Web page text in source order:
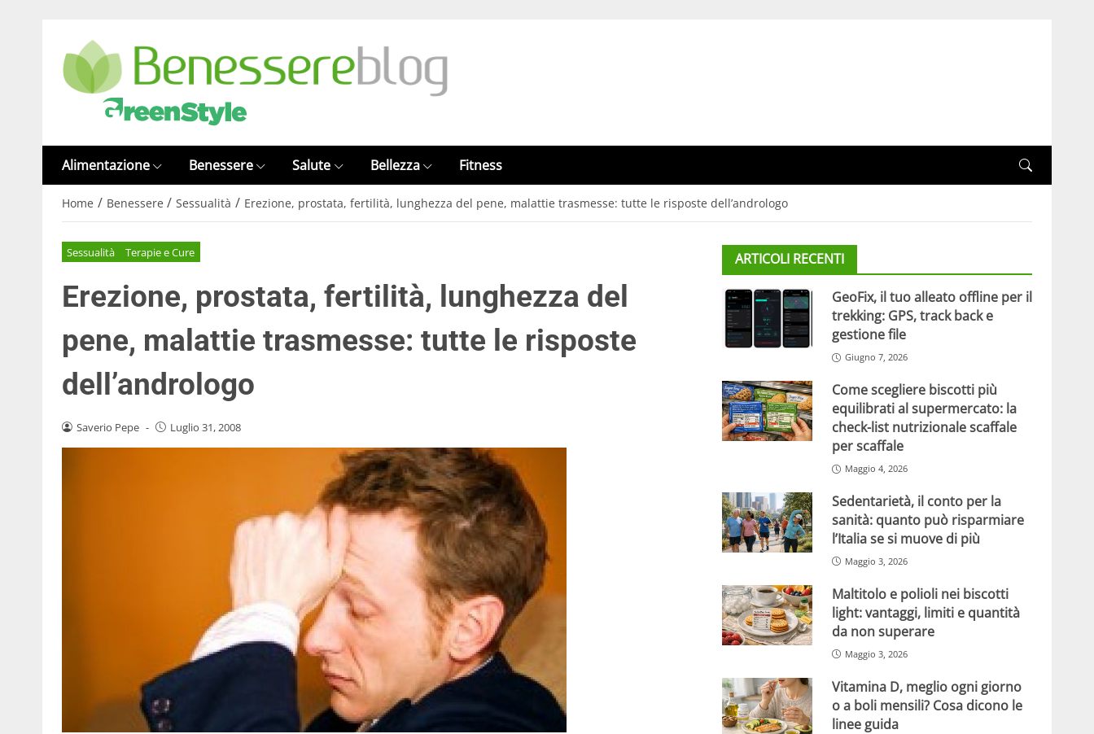
Alimentazione Benessere Salute Bellezza Fitness
Home / Benessere / Sessualità / Erezione, prostata, fertilità, lunghezza del pene, malattie trasmesse: tutte le risposte dell’andrologo
Sessualità Terapie e Cure
Erezione, prostata, fertilità, lunghezza del
pene, malattie trasmesse: tutte le risposte
dell’andrologo
Saverio Pepe - Luglio 31, 2008
ARTICOLI RECENTI
GeoFix, il tuo alleato offline per il
trekking: GPS, track back e
gestione file
Giugno 7, 2026
Come scegliere biscotti più
equilibrati al supermercato: la
check-list nutrizionale scaffale
per scaffale
Maggio 4, 2026
Sedentarietà, il conto per la
sanità: quanto può risparmiare
l’Italia se si muove di più
Maggio 3, 2026
Maltitolo e polioli nei biscotti
light: vantaggi, limiti e quantità
da non superare
Maggio 3, 2026
Vitamina D, meglio ogni giorno
o a boli mensili? Cosa dicono le
linee guida